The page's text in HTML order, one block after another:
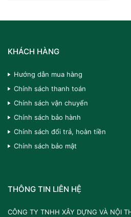
KHÁCH HÀNG
Hướng dẫn mua hàng
Chính sách thanh toán
Chính sách vận chuyển
Chính sách bảo hành
Chính sách đổi trả, hoàn tiền
Chính sách bảo mật
THÔNG TIN LIÊN HỆ
CÔNG TY TNHH XÂY DỰNG VÀ NỘI